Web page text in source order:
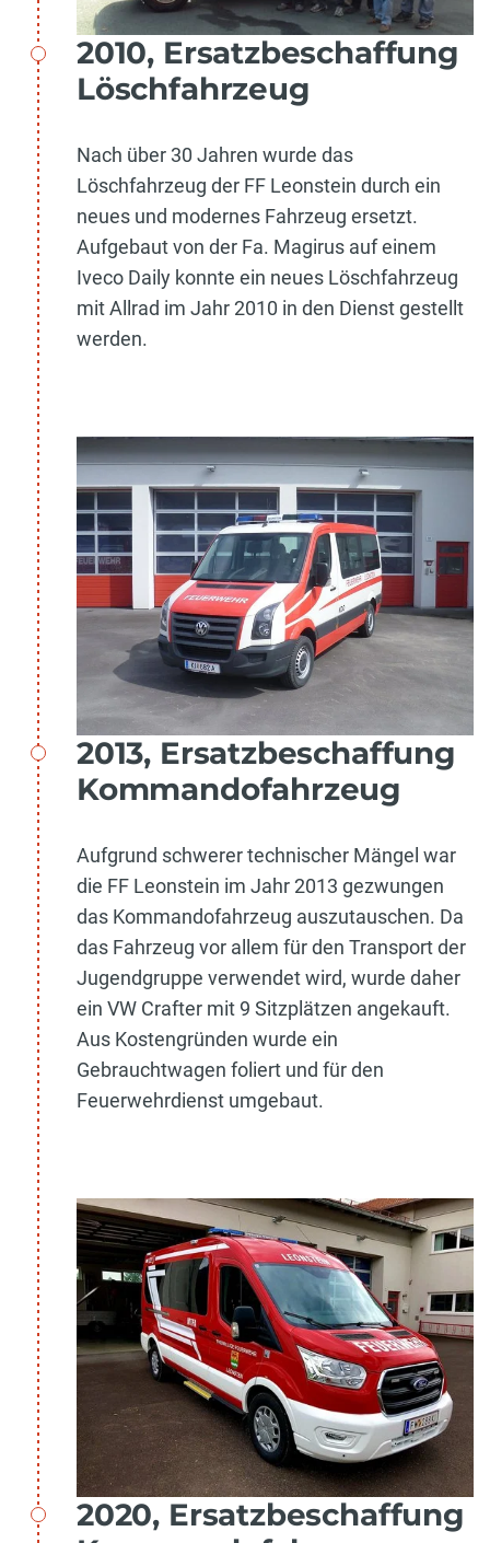
2010, Ersatzbeschaffung
Löschfahrzeug
Nach über 30 Jahren wurde das
Löschfahrzeug der FF Leonstein durch ein
neues und modernes Fahrzeug ersetzt.
Aufgebaut von der Fa. Magirus auf einem
Iveco Daily konnte ein neues Löschfahrzeug
mit Allrad im Jahr 2010 in den Dienst gestellt
werden.
2013, Ersatzbeschaffung
Kommandofahrzeug
Aufgrund schwerer technischer Mängel war
die FF Leonstein im Jahr 2013 gezwungen
das Kommandofahrzeug auszutauschen. Da
das Fahrzeug vor allem für den Transport der
Jugendgruppe verwendet wird, wurde daher
ein VW Crafter mit 9 Sitzplätzen angekauft.
Aus Kostengründen wurde ein
Gebrauchtwagen foliert und für den
Feuerwehrdienst umgebaut.
2020, Ersatzbeschaffung